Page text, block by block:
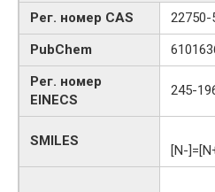
Рег. номер CAS
22750-
PubChem
Рег. номер
EINECS
245-
SMILES
[N-